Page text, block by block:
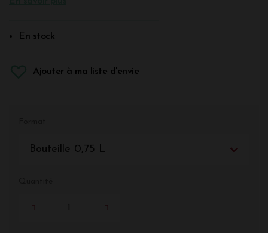
En stock
Ajouter à ma liste d'envie
Bouteille 0,75 L